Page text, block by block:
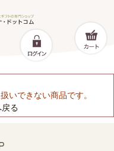
いできない商品です。
戻る